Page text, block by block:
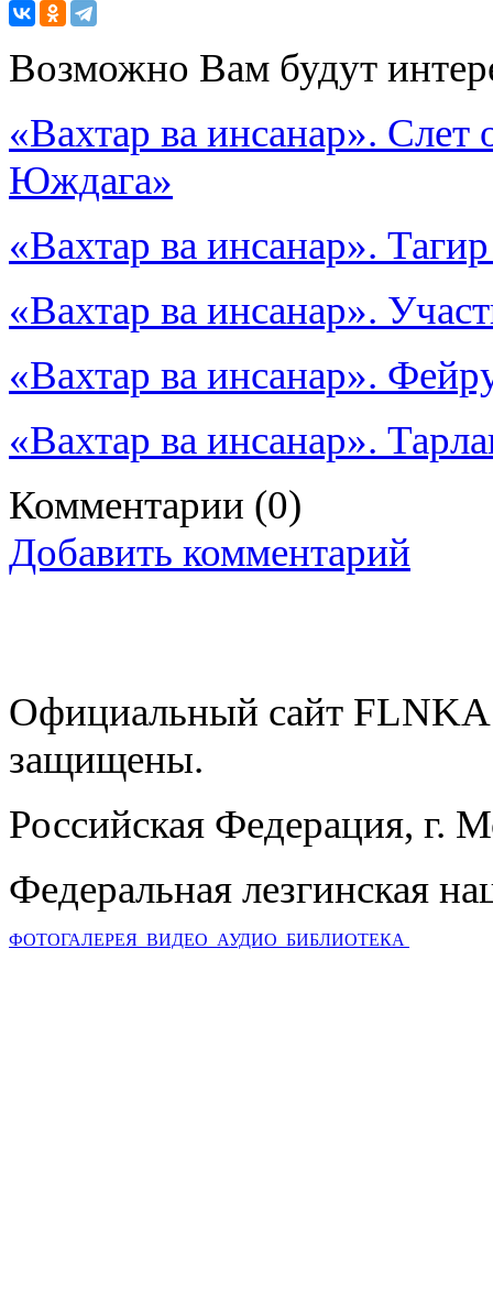
Возможно Вам будут
«Вахтар ва инсанар».
Юждага»
«Вахтар ва инсанар».
«Вахтар ва инсанар».
«Вахтар ва инсанар».
«Вахтар ва инсанар».
Комментарии (0)
Добавить комментарий
Официальный сайт
защищены.
Российская Федерация, г.
Федеральная лезгинская
ФОТОГАЛЕРЕЯ ВИДЕО АУДИО БИБЛИОТЕКА